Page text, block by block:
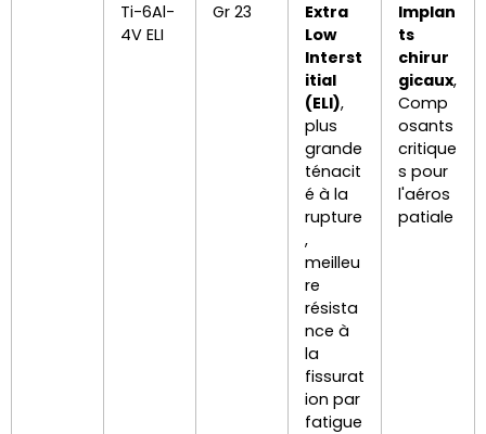
Ti-6Al-
4V ELI
Gr 23
Extra
Low
Interst
itial
(ELI),
plus
grande
ténacit
é à la
rupture
,
meilleu
re
résista
nce à
la
fissurat
ion par
fatigue
Implan
ts
chirur
gicaux,
Comp
osants
critique
s pour
l'aéros
patiale